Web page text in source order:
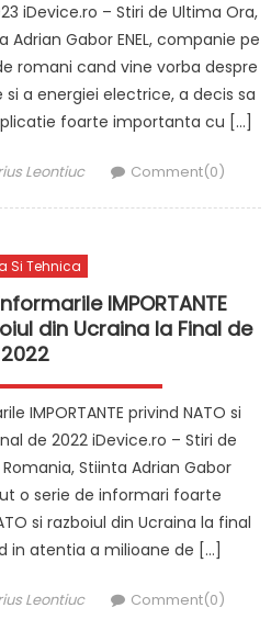
iDevice.ro – Stiri de Ultima Ora,
Adrian Gabor ENEL, companie pe
romani cand vine vorba despre
a energiei electrice, a decis sa
foarte importanta cu […]
Leontiuc Comment(0)
Si Tehnica
IMPORTANTE
din Ucraina la Final de
2022
IMPORTANTE privind NATO si
de 2022 iDevice.ro – Stiri de
Stiinta Adrian Gabor
o serie de informari foarte
si razboiul din Ucraina la final
in atentia a milioane de […]
Leontiuc Comment(0)